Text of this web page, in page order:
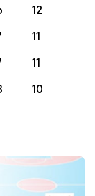
12
11
11
10